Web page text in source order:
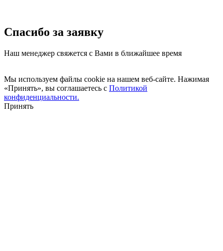
Спасибо за заявку
Наш менеджер свяжется с Вами в ближайшее время
Мы используем файлы cookie на нашем веб-сайте. Нажимая
«Принять», вы соглашаетесь с Политикой
конфиденциальности.
Принять